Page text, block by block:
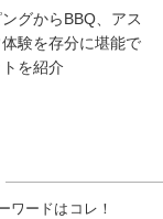
グからBBQ、アス
験を存分に堪能で
を紹介
ワードはコレ！